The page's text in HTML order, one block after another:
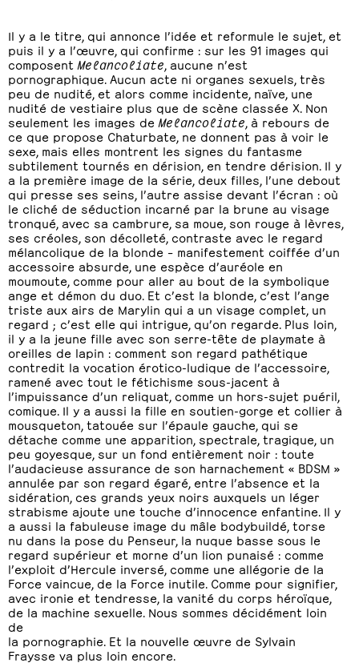
Il y a le titre, qui annonce l’idée et reformule le sujet, et
puis il y a l’œuvre, qui confirme : sur les 91 images qui
composent Melancoliate , aucune n’est
pornographique. Aucun acte ni organes sexuels, très
peu de nudité, et alors comme incidente, naïve, une
nudité de vestiaire plus que de scène classée X. Non
seulement les images de Melancoliate , à rebours de
ce que propose Chaturbate, ne donnent pas à voir le
sexe, mais elles montrent les signes du fantasme
subtilement tournés en dérision, en tendre dérision. Il y
a la première image de la série, deux filles, l’une debout
qui presse ses seins, l’autre assise devant l’écran : où
le cliché de séduction incarné par la brune au visage
tronqué, avec sa cambrure, sa moue, son rouge à lèvres,
ses créoles, son décolleté, contraste avec le regard
mélancolique de la blonde – manifestement coiffée d’un
accessoire absurde, une espèce d’auréole en
moumoute, comme pour aller au bout de la symbolique
ange et démon du duo. Et c’est la blonde, c’est l’ange
triste aux airs de Marylin qui a un visage complet, un
regard ; c’est elle qui intrigue, qu’on regarde. Plus loin,
il y a la jeune fille avec son serre-tête de playmate à
oreilles de lapin : comment son regard pathétique
contredit la vocation érotico-ludique de l’accessoire,
ramené avec tout le fétichisme sous-jacent à
l’impuissance d’un reliquat, comme un hors-sujet puéril,
comique. Il y a aussi la fille en soutien-gorge et collier à
mousqueton, tatouée sur l’épaule gauche, qui se
détache comme une apparition, spectrale, tragique, un
peu goyesque, sur un fond entièrement noir : toute
l’audacieuse assurance de son harnachement « BDSM »
annulée par son regard égaré, entre l’absence et la
sidération, ces grands yeux noirs auxquels un léger
strabisme ajoute une touche d’innocence enfantine. Il y
a aussi la fabuleuse image du mâle bodybuildé, torse
nu dans la pose du Penseur, la nuque basse sous le
regard supérieur et morne d’un lion punaisé : comme
l’exploit d’Hercule inversé, comme une allégorie de la
Force vaincue, de la Force inutile. Comme pour signifier,
avec ironie et tendresse, la vanité du corps héroïque,
de la machine sexuelle. Nous sommes décidément loin
de
la pornographie. Et la nouvelle œuvre de Sylvain
Fraysse va plus loin encore.